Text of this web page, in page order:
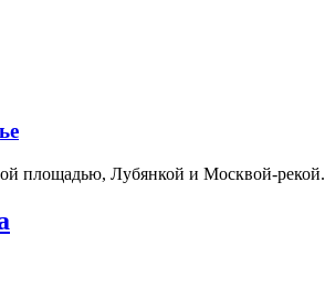
площадью, Лубянкой и Москвой-рекой.